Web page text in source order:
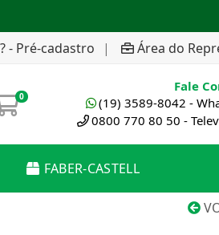
- Pré-cadastro | Área do
0
Fale
(19) 3589-8042 -
0800 770 80 50 -
FABER-CASTELL